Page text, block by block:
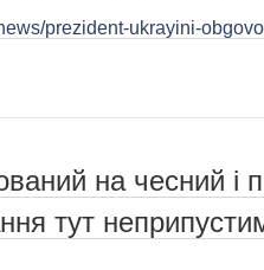
prezident-ukrayini-
на чесний і
тут